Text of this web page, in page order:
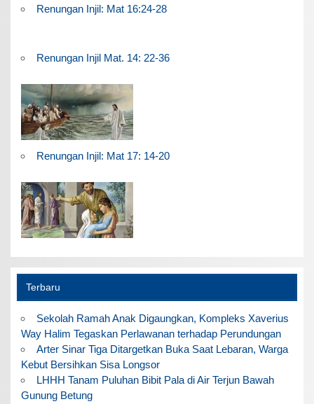
Renungan Injil: Mat 16:24-28
Renungan Injil Mat. 14: 22-36
Renungan Injil: Mat 17: 14-20
Terbaru
Sekolah Ramah Anak Digaungkan, Kompleks Xaverius
Way Halim Tegaskan Perlawanan terhadap Perundungan
Arter Sinar Tiga Ditargetkan Buka Saat Lebaran, Warga
Kebut Bersihkan Sisa Longsor
LHHH Tanam Puluhan Bibit Pala di Air Terjun Bawah
Gunung Betung